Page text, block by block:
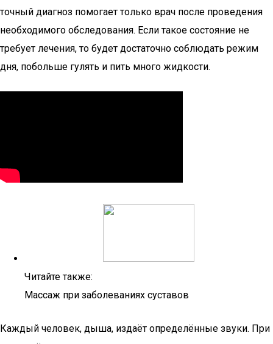
точный диагноз помогает только врач после проведения
необходимого обследования. Если такое состояние не
требует лечения, то будет достаточно соблюдать режим
дня, побольше гулять и пить много жидкости.
Читайте также:
Массаж при заболеваниях суставов
Каждый человек, дыша, издаёт определённые звуки. При